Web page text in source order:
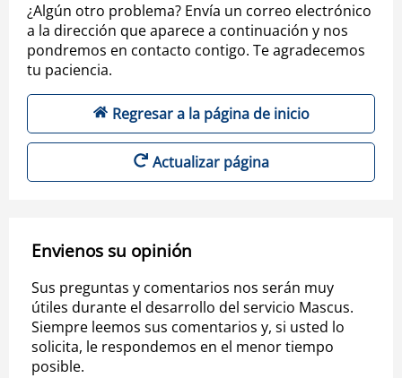
¿Algún otro problema? Envía un correo electrónico
a la dirección que aparece a continuación y nos
pondremos en contacto contigo. Te agradecemos
tu paciencia.
Regresar a la página de inicio
Actualizar página
Envienos su opinión
Sus preguntas y comentarios nos serán muy
útiles durante el desarrollo del servicio Mascus.
Siempre leemos sus comentarios y, si usted lo
solicita, le respondemos en el menor tiempo
posible.